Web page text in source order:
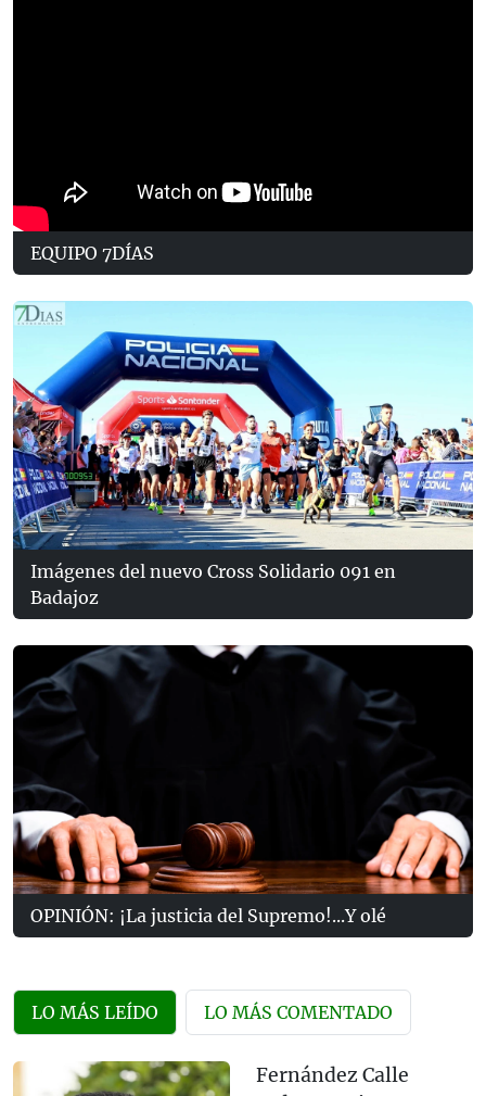
EQUIPO 7DÍAS
Imágenes del nuevo Cross Solidario 091 en
Badajoz
OPINIÓN: ¡La justicia del Supremo!...Y olé
LO MÁS LEÍDO LO MÁS COMENTADO
Fernández Calle